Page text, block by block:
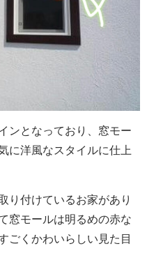
ンとなっており、窓モー
に洋風なスタイルに仕上
り付けているお家があり
窓モールは明るめの赤な
ごくかわいらしい見た目